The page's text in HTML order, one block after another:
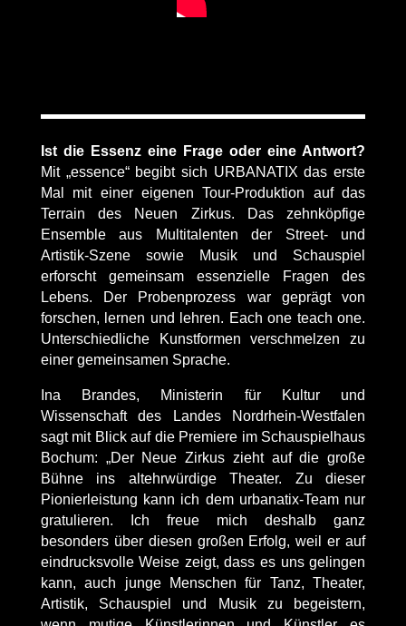
Ist die Essenz eine Frage oder eine Antwort?
Mit „essence“ begibt sich URBANATIX das erste
Mal mit einer eigenen Tour-Produktion auf das
Terrain des Neuen Zirkus. Das zehnköpfige
Ensemble aus Multitalenten der Street- und
Artistik-Szene sowie Musik und Schauspiel
erforscht gemeinsam essenzielle Fragen des
Lebens. Der Probenprozess war geprägt von
forschen, lernen und lehren. Each one teach one.
Unterschiedliche Kunstformen verschmelzen zu
einer gemeinsamen Sprache.
Ina Brandes, Ministerin für Kultur und
Wissenschaft des Landes Nordrhein-Westfalen
sagt mit Blick auf die Premiere im Schauspielhaus
Bochum: „Der Neue Zirkus zieht auf die große
Bühne ins altehrwürdige Theater. Zu dieser
Pionierleistung kann ich dem urbanatix-Team nur
gratulieren. Ich freue mich deshalb ganz
besonders über diesen großen Erfolg, weil er auf
eindrucksvolle Weise zeigt, dass es uns gelingen
kann, auch junge Menschen für Tanz, Theater,
Artistik, Schauspiel und Musik zu begeistern,